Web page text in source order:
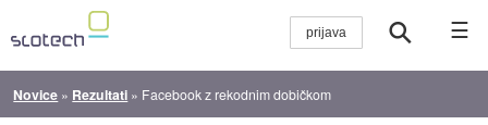
☰
Novice » Rezultati » Facebook z rekodnim dobičkom